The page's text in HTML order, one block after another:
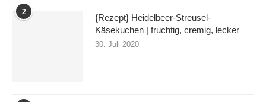
2
{Rezept} Heidelbeer-Streusel-
Käsekuchen | fruchtig, cremig, lecker
30. Juli 2020